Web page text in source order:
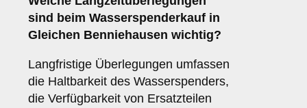
sind beim Wasserspenderkauf in
Gleichen Benniehausen wichtig?
Langfristige Überlegungen umfassen
die Haltbarkeit des Wasserspenders,
die Verfügbarkeit von Ersatzteilen